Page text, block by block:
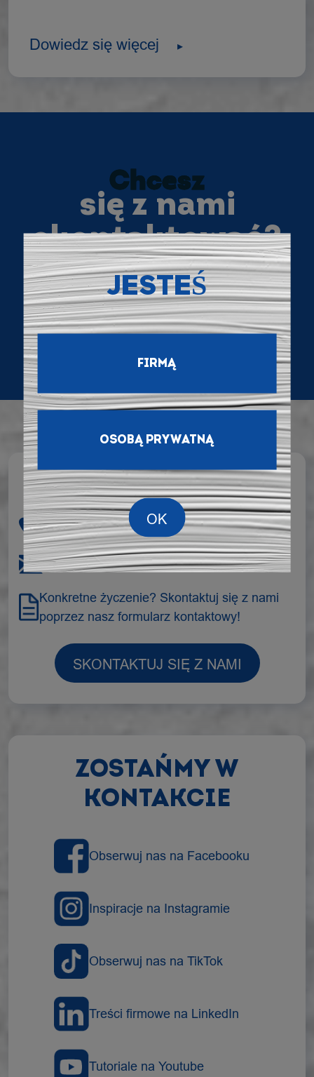
JESTEŚ
FIRMĄ
OSOBĄ PRYWATNĄ
Dowiedz się więcej ▸
Chcesz
się z nami
skontaktować?
SKONTAKTUJ SIĘ Z NAMI
MASZ PYTANIE?
+48 508 996 082
biuro@semin.pl
Konkretne życzenie? Skontaktuj się z nami
poprzez nasz formularz kontaktowy!
SKONTAKTUJ SIĘ Z NAMI
ZOSTAŃMY W
KONTAKCIE
Obserwuj nas na Facebooku
Inspiracje na Instagramie
Obserwuj nas na TikTok
Treści firmowe na LinkedIn
Tutoriale na Youtube